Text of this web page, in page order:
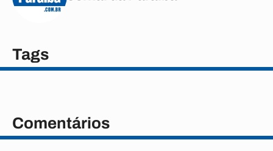
Tags
Comentários